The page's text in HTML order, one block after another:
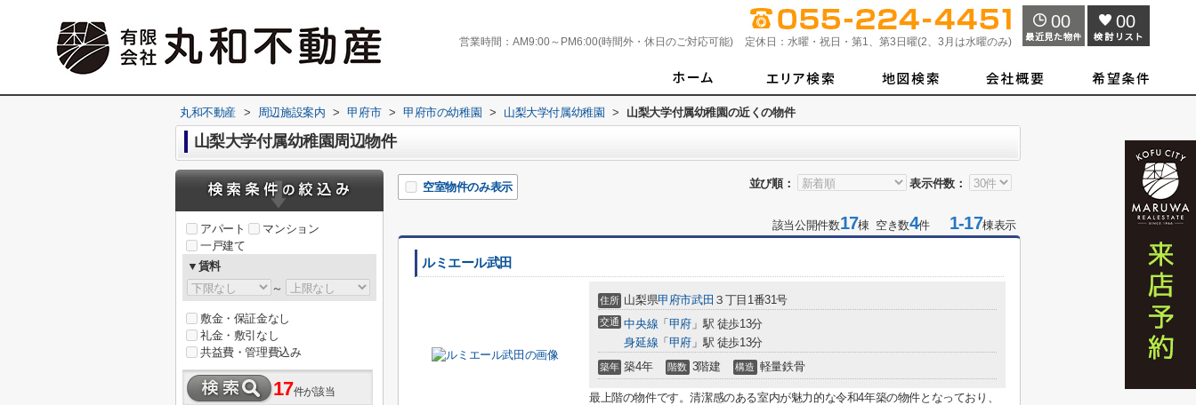
営業時間： AM9:00～PM6:00(時間外・休日のご対応可能) 定休日： 水曜・祝日・第1、第3日曜(2、3月は水曜のみ)
00 00
丸和不動産 > 周辺施設案内 > 甲府市 > 甲府市の幼稚園 > 山梨大学付属幼稚園 > 山梨大学付属幼稚園の近くの物件
山梨大学付属幼稚園周辺物件
並び順： 表示件数：
空室物件のみ表示
該当公開件数17棟 空き数4件1-17棟表示
ルミエール武田
住所 山梨県甲府市武田 ３丁目1番31号
交通 中央線 「 甲府 」駅 徒歩13分
身延線 「 甲府 」駅 徒歩13分
築年 築4年 階数 3階建 構造 軽量鉄骨
最上階の物件です。清潔感のある室内が魅力的な令和4年築の物件となっており、
アパート
マンション
一戸建て
▼賃料
～
敷金・保証金なし
礼金・敷引なし
共益費・管理費込み
17件が該当